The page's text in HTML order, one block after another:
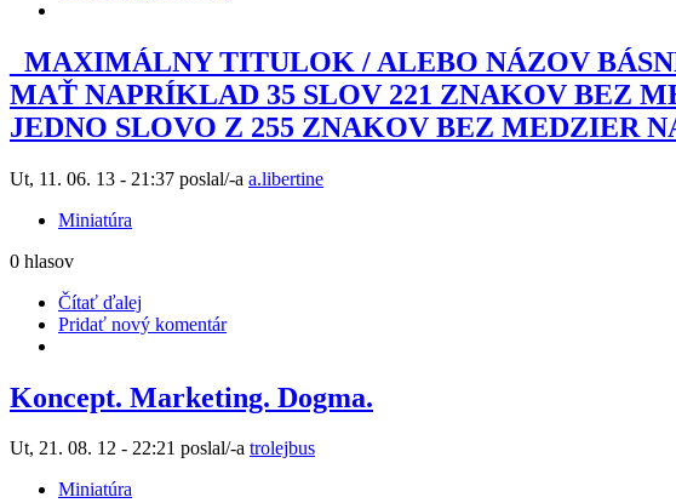
_MAXIMÁLNY TITULOK / ALEBO NÁZOV
MAŤ NAPRÍKLAD 35 SLOV 221 ZNAKOV BEZ
JEDNO SLOVO Z 255 ZNAKOV BEZ MEDZIER
Ut, 11. 06. 13 - 21:37 poslal/-a a.libertine
Miniatúra
0 hlasov
Čítať ďalej
Pridať nový komentár
Koncept. Marketing. Dogma.
Ut, 21. 08. 12 - 22:21 poslal/-a trolejbus
Miniatúra